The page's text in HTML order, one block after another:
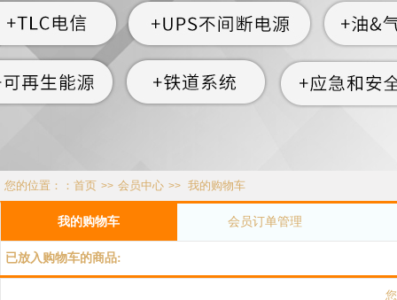
您的位置：： 首页 >> 会员中心 >> 我的购物车
我的购物车 会员订单管理
已放入购物车的商品: